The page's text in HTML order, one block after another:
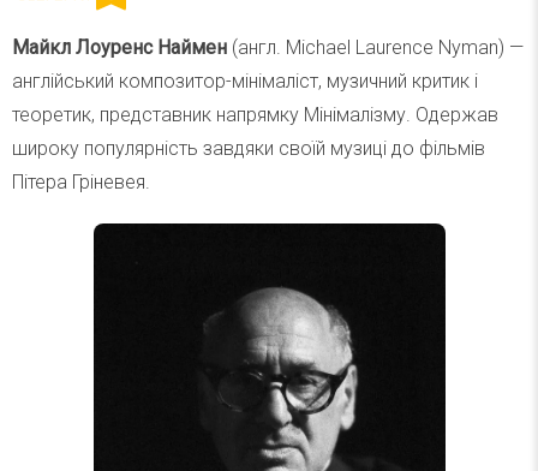
Майкл Лоуренс Наймен (англ. Michael Laurence Nyman) —
англійський композитор-мінімаліст, музичний критик і
теоретик, представник напрямку Мінімалізму. Одержав
широку популярність завдяки своїй музиці до фільмів
Пітера Гріневея.